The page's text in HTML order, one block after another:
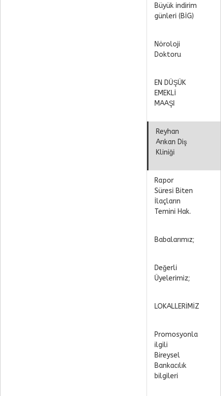
Büyük indirim
günleri (BİG)
Nöroloji
Doktoru
EN DÜŞÜK
EMEKLİ
MAAŞI
Reyhan
Arıkan Diş
Kliniği
Rapor
Süresi Biten
İlaçların
Temini Hak.
Babalarımız;
Değerli
Üyelerimiz;
LOKALLERİMİZ
Promosyonla
ilgili
Bireysel
Bankacılık
bilgileri